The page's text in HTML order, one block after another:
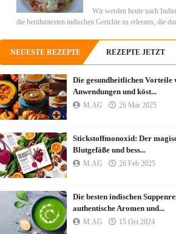
Wir werden heute nach
die berühmtesten indischen Gerichte zu erlernen, die
NEUESTE REZEPTE REZEPTE JETZT
Die gesundheitlichen
Anwendungen und köst...
M.AG 26 Mar 2025
Stickstoffmonoxid: Der
Blutgefäße und bess...
M.AG 26 Feb 2025
Die besten indischen
authentische Aromen und...
M.AG 15 Oct 2024